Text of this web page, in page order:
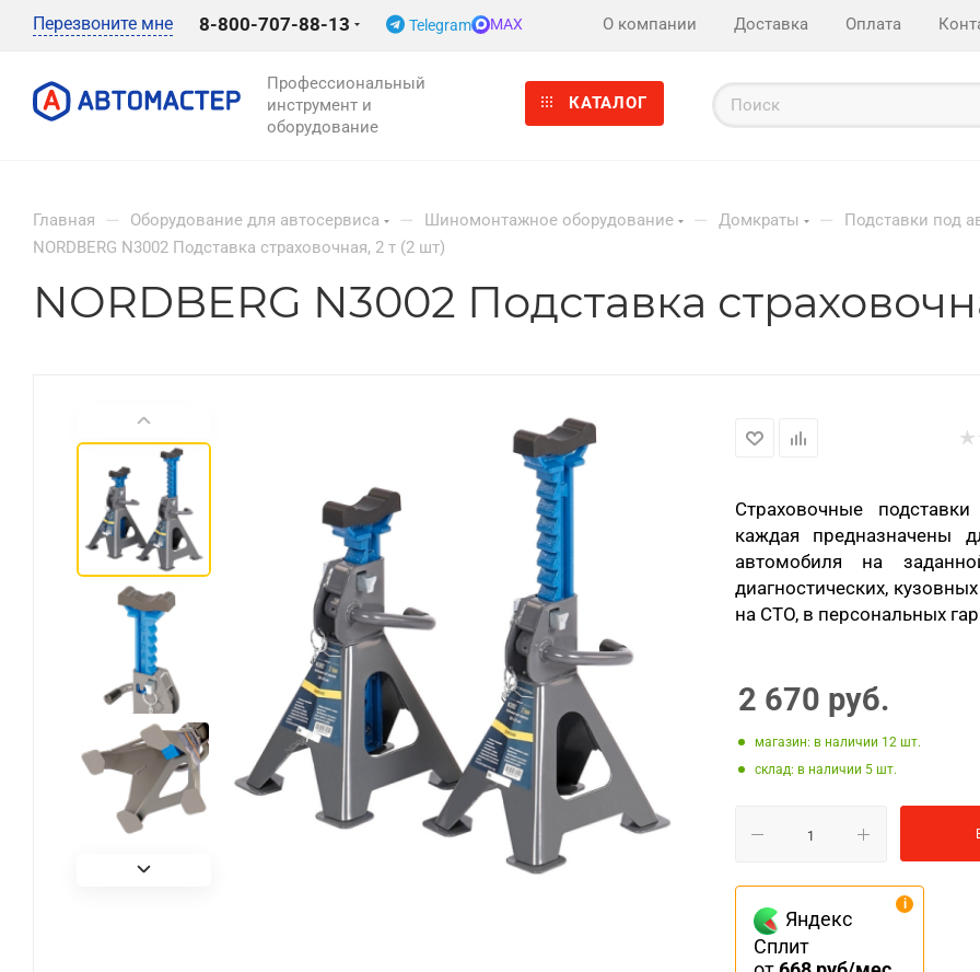
Перезвоните мне 8-800-707-88-13 Telegram MAX О компании Доставка Оплата
Профессиональный
инструмент и
оборудование
КАТАЛОГ
Главная — Оборудование для автосервиса — Шиномонтажное оборудование — Домкраты —
Подставки под
NORDBERG N3002 Подставка страховочная, 2 т (2 шт)
NORDBERG N3002 Подставка
Страховочные
каждая предназначены
автомобиля на
диагностических,
на СТО, в персональных
2 670 руб.
Магазин: в наличии 12
Склад: в наличии 5
Яндекс
Сплит